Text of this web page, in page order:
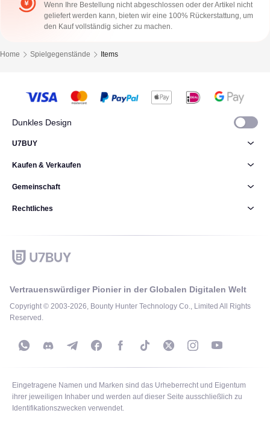
Wenn Ihre Bestellung nicht abgeschlossen oder der Artikel nicht
geliefert werden kann, bieten wir eine 100% Rückerstattung, um
den Kauf vollständig sicher zu machen.
Home Spielgegenstände Items
Dunkles Design
Vertrauenswürdiger Pionier in der Globalen Digitalen Welt
Copyright © 2003-2026, Bounty Hunter Technology Co., Limited All Rights
Reserved.
U7BUY
Kaufen & Verkaufen
Gemeinschaft
Rechtliches
Eingetragene Namen und Marken sind das Urheberrecht und Eigentum
ihrer jeweiligen Inhaber und werden auf dieser Seite ausschließlich zu
Identifikationszwecken verwendet.